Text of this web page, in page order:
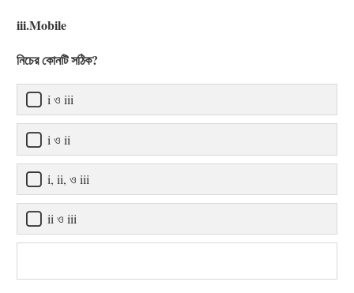
iii.Mobile
নিচের কোনটি সঠিক?
i ও iii
i ও ii
i, ii, ও iii
ii ও iii